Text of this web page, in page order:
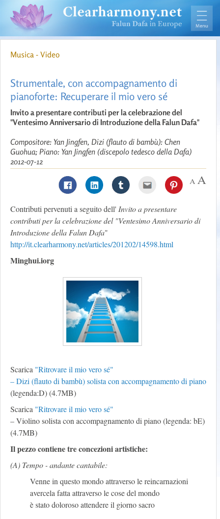
Musica - Video
Strumentale, con accompagnamento di
pianoforte: Recuperare il mio vero sé
Invito a presentare contributi per la celebrazione del
"Ventesimo Anniversario di Introduzione della Falun Dafa"
Compositore: Yan Jingfen, Dizi (flauto di bambù): Chen
Guohua; Piano: Yan Jingfen (discepolo tedesco della Dafa)
2012-07-12
Contributi pervenuti a seguito dell' Invito a presentare
contributi per la celebrazione del "Ventesimo Anniversario di
Introduzione della Falun Dafa"
http://it.clearharmony.net/articles/201202/14598.html
Minghui.iorg
Scarica "Ritrovare il mio vero sé"
– Dizi (flauto di bambù) solista con accompagnamento di piano
(legenda:D) (4.7MB)
Scarica "Ritrovare il mio vero sé"
– Violino solista con accompagnamento di piano (legenda: bE)
(4.7MB)
Il pezzo contiene tre concezioni artistiche:
(A) Tempo - andante cantabile:
Venne in questo mondo attraverso le reincarnazioni
avercela fatta attraverso le cose del mondo
è stato doloroso attendere il giorno sacro